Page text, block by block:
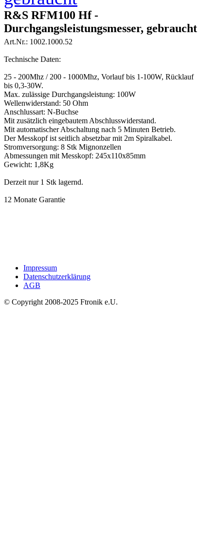
R&S RFM100 Hf -
Durchgangsleistungsmesser, gebraucht
Art.Nr.: 1002.1000.52
Technische Daten:
25 - 200Mhz / 200 - 1000Mhz, Vorlauf bis 1-100W, Rücklauf
bis 0,3-30W.
Max. zulässige Durchgangsleistung: 100W
Wellenwiderstand: 50 Ohm
Anschlussart: N-Buchse
Mit zusätzlich eingebautem Abschlusswiderstand.
Mit automatischer Abschaltung nach 5 Minuten Betrieb.
Der Messkopf ist seitlich absetzbar mit 2m Spiralkabel.
Stromversorgung: 8 Stk Mignonzellen
Abmessungen mit Messkopf: 245x110x85mm
Gewicht: 1,8Kg
Derzeit nur 1 Stk lagernd.
12 Monate Garantie
Impressum
Datenschutzerklärung
AGB
© Copyright 2008-2025 Ftronik e.U.